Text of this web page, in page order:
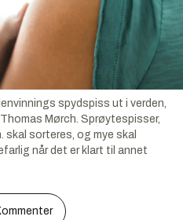
spydspiss ut i verden,
Mørch. Sprøytespisser,
skal sorteres, og mye skal
når det er klart til annet